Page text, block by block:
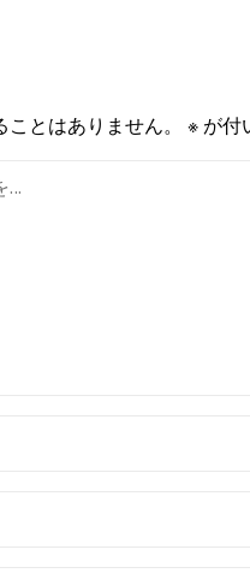
とはありません。 ※ が付